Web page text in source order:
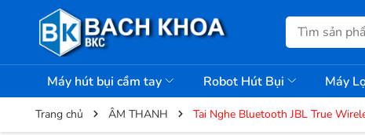
Máy hút bụi cầm tay Robot Hút Bụi Máy
Trang chủ ÂM THANH Tai Nghe Bluetooth JBL True